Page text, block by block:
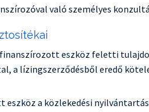
való személyes
eszköz feletti
a lízingszerződésből eredő
eszköz a közlekedési